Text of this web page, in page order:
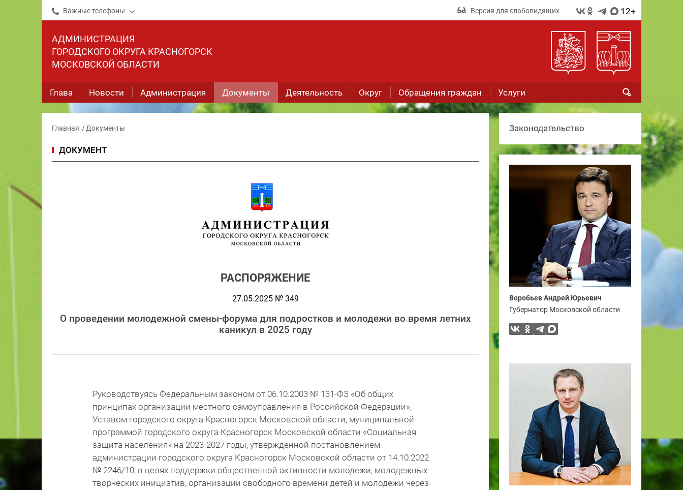
Важные телефоны Версия для слабовидящих 12+
АДМИНИСТРАЦИЯ
ГОРОДСКОГО ОКРУГА КРАСНОГОРСК
МОСКОВСКОЙ ОБЛАСТИ
Глава Новости Администрация Документы Деятельность Округ Обращения граждан Услуги
Главная Документы
ДОКУМЕНТ
РАСПОРЯЖЕНИЕ
27.05.2025 № 349
О проведении молодежной смены-форума для подростков и молодежи во время летних
каникул в 2025 году
Руководствуясь Федеральным законом от 06.10.2003 № 131-ФЗ «Об общих
принципах организации местного самоуправления в Российской Федерации»,
Уставом городского округа Красногорск Московской области, муниципальной
программой городского округа Красногорск Московской области «Социальная
защита населения» на 2023-2027 годы, утвержденной постановлением
администрации городского округа Красногорск Московской области от 14.10.2022
№ 2246/10, в целях поддержки общественной активности молодежи, молодежных
творческих инициатив, организации свободного времени детей и молодежи через
Законодательство
Воробьев Андрей Юрьевич
Губернатор Московской области